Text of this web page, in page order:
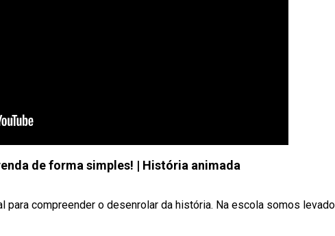
de forma simples! | História animada
para compreender o desenrolar da história. Na escola somos